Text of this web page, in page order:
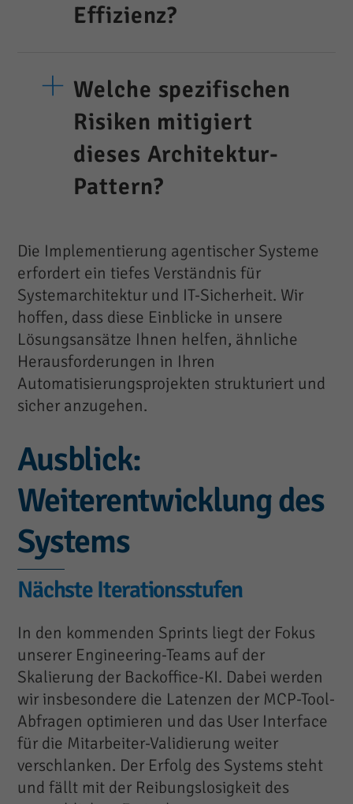
Effizienz?
Welche spezifischen
Risiken mitigiert
dieses Architektur-
Pattern?
Die Implementierung agentischer Systeme
erfordert ein tiefes Verständnis für
Systemarchitektur und IT-Sicherheit. Wir
hoffen, dass diese Einblicke in unsere
Lösungsansätze Ihnen helfen, ähnliche
Herausforderungen in Ihren
Automatisierungsprojekten strukturiert und
sicher anzugehen.
Ausblick:
Weiterentwicklung des
Systems
Nächste Iterationsstufen
In den kommenden Sprints liegt der Fokus
unserer Engineering-Teams auf der
Skalierung der Backoffice-KI. Dabei werden
wir insbesondere die Latenzen der MCP-Tool-
Abfragen optimieren und das User Interface
für die Mitarbeiter-Validierung weiter
verschlanken. Der Erfolg des Systems steht
und fällt mit der Reibungslosigkeit des